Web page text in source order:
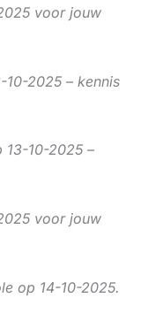
voor jouw
2025 – kennis
10-2025 –
voor jouw
op 14-10-2025.